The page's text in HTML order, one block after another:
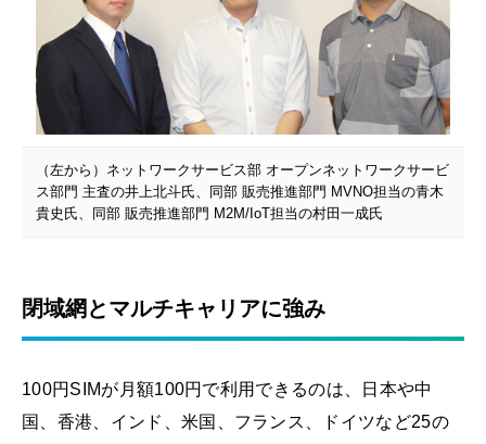
（左から）ネットワークサービス部 オープンネットワークサービ
ス部門 主査の井上北斗氏、同部 販売推進部門 MVNO担当の青木
貴史氏、同部 販売推進部門 M2M/IoT担当の村田一成氏
閉域網とマルチキャリアに強み
100円SIMが月額100円で利用できるのは、日本や中
国、香港、インド、米国、フランス、ドイツなど25の